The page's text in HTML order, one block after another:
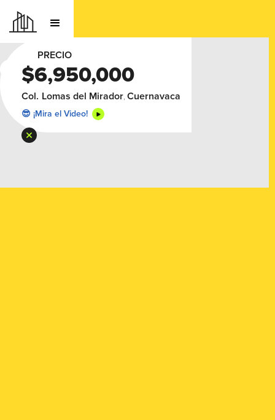
🔥 Da Click en la Foto p/ Expanderla
PRECIO
$6,950,000
Col. Lomas del Mirador,Cuernavaca
😎 ¡Mira el Video!